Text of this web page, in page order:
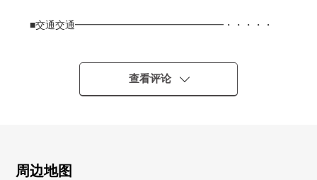
■交通交通━━━━━━━━━━━━━━━・・・・・
■推荐焦点━━━━━━━━━━━━・・・・・
○ 用地面积75.01平米(约22.69坪)
○ 在南侧阳台
查看评论
周边地图